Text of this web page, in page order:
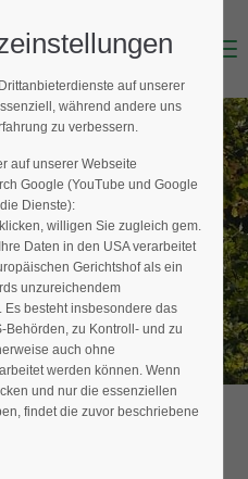
Menu
in Ihrer
auf unserer
während andere uns
zu verbessern.
auf unserer Webseite
Google (YouTube und Google
Dienste):
willigen Sie zugleich gem.
Daten in den USA verarbeitet
Gerichtshof als ein
unzureichendem
Es besteht insbesondere das
Behörden, zu Kontroll- und zu
auch ohne
werden können. Wenn
und nur die essenziellen
findet die zuvor beschriebene